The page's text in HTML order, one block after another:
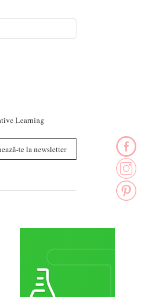
Learning
te la newsletter